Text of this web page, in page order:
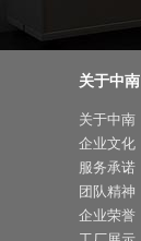
关于中南
关于中南
企业文化
服务承诺
团队精神
企业荣誉